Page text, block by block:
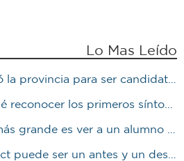
Lo Mas Leído
para ser candidato en Marcos Juárez
síntomas puede cambiar la calidad de vida del paciente
trabajando": Jorge Vicente se jubiló luego de 38 años en el IPET51
un antes y un después en la vida de un joven"